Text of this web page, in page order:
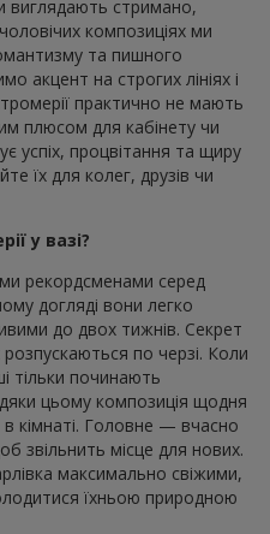
виглядають стримано,
композиціях ми
та пишного
акцент на строгих лініях і
практично не мають
плюсом для кабінету чи
успіх, процвітання та щиру
їх для колег, друзів чи
у вазі?
рекордсменами серед
догляді вони легко
до двох тижнів. Секрет
по черзі. Коли
тільки починають
цьому композиція щодня
кімнаті. Головне — вчасно
звільнить місце для нових.
максимально свіжими,
їхньою природною